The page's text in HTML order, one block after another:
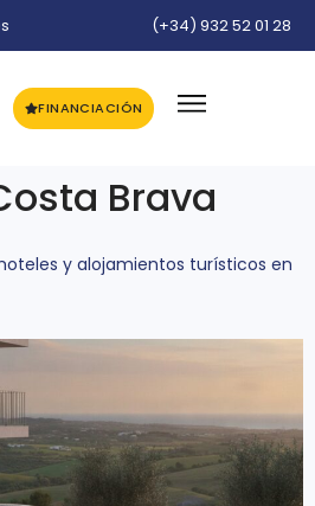
(+34) 932 52 01 28
FINANCIACIÓN
Brava
y alojamientos turísticos en